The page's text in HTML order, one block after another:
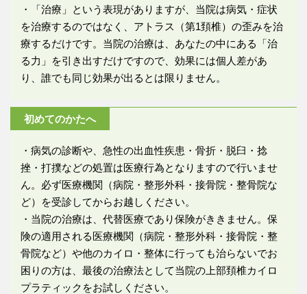
・「治療」という表現がありますが、当院は病気・症状
を治療するのではなく、アトラス（第1頚椎）の歪みを治
療するだけです。当院の治療は、あなたの中にある「治
る力」を引き出すだけですので、効果には個人差があ
り、誰でも同じ効果が出るとは限りません。
初めてのかたへ
・病気の診断や、急性の出血性疾患・骨折・脱臼・捻
挫・打撲などの処置は医療行為となりますので行いませ
ん。必ず医療機関（病院・整形外科・接骨院・整骨院な
ど）を受診してからお越しください。
・当院の治療は、代替医療であり保険がききません。保
険の適用される医療機関（病院・整形外科・接骨院・整
骨院など）や他のカイロ・整体に行っても治らないでお
困りの方は、最後の治療法として当院の上部頚椎カイロ
プラティックをお試しください。